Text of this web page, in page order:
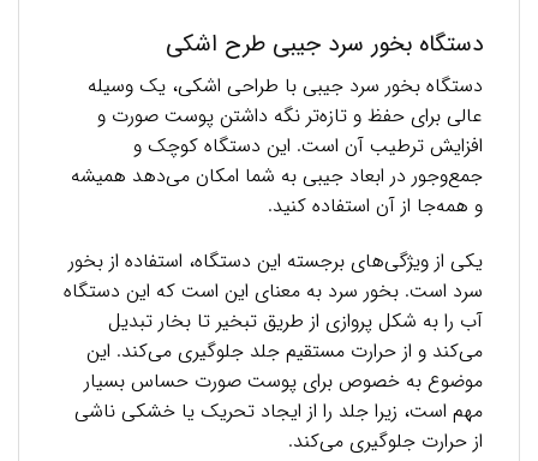
دستگاه بخور سرد جیبی طرح اشکی
دستگاه بخور سرد جیبی با طراحی اشکی، یک وسیله
عالی برای حفظ و تازه‌تر نگه داشتن پوست صورت و
افزایش ترطیب آن است. این دستگاه کوچک و
جمع‌وجور در ابعاد جیبی به شما امکان می‌دهد همیشه
و همه‌جا از آن استفاده کنید.
یکی از ویژگی‌های برجسته این دستگاه، استفاده از بخور
سرد است. بخور سرد به معنای این است که این دستگاه
آب را به شکل پروازی از طریق تبخیر تا بخار تبدیل
می‌کند و از حرارت مستقیم جلد جلوگیری می‌کند. این
موضوع به خصوص برای پوست صورت حساس بسیار
مهم است، زیرا جلد را از ایجاد تحریک یا خشکی ناشی
از حرارت جلوگیری می‌کند.